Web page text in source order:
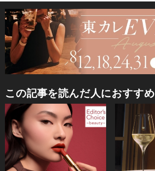
この記事を読んだ人におすすめ